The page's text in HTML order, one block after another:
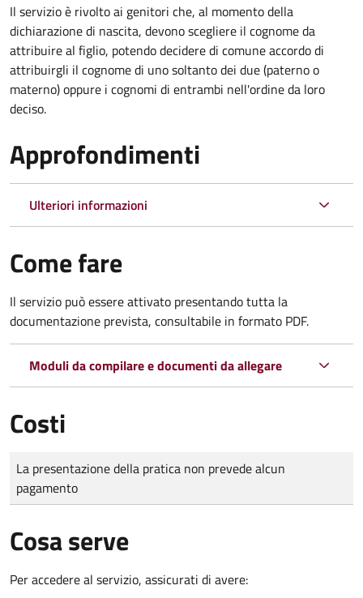
Il servizio è rivolto ai genitori che, al momento della
dichiarazione di nascita, devono scegliere il cognome da
attribuire al figlio, potendo decidere di comune accordo di
attribuirgli il cognome di uno soltanto dei due (paterno o
materno) oppure i cognomi di entrambi nell'ordine da loro
deciso.
Approfondimenti
Ulteriori informazioni
Come fare
Il servizio può essere attivato presentando tutta la
documentazione prevista, consultabile in formato PDF.
Moduli da compilare e documenti da allegare
Costi
Tipo di pagamento
Importo
La presentazione della pratica non prevede alcun
pagamento
Cosa serve
Per accedere al servizio, assicurati di avere: